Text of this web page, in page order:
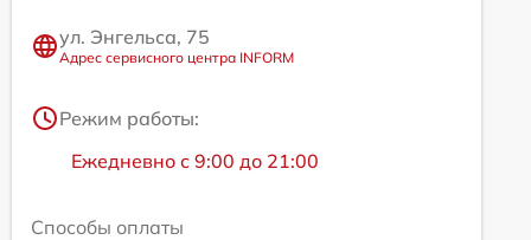
ул. Энгельса, 75
Адрес сервисного центра INFORM
Режим работы:
Ежедневно с 9:00 до 21:00
Способы оплаты